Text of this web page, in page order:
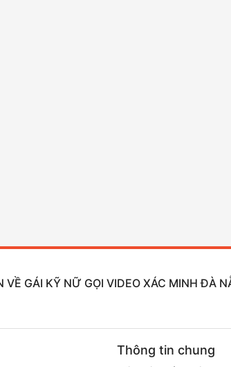
VỀ GÁI KỸ NỮ GỌI VIDEO XÁC MINH ĐÀ
Thông tin chung